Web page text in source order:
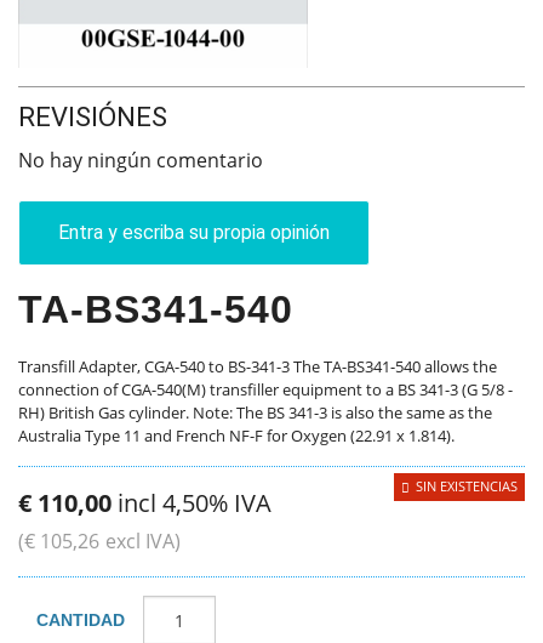
Inicio
Carrito: (Vacío)
REVISIÓNES
No hay ningún comentario
Entra y escriba su propia opinión
TA-BS341-540
Transfill Adapter, CGA-540 to BS-341-3 The TA-BS341-540 allows the
connection of CGA-540(M) transfiller equipment to a BS 341-3 (G 5/8 -
RH) British Gas cylinder. Note: The BS 341-3 is also the same as the
Australia Type 11 and French NF-F for Oxygen (22.91 x 1.814).
€ 110,00 incl 4,50% IVA
(€ 105,26 excl IVA)
SIN EXISTENCIAS
CANTIDAD